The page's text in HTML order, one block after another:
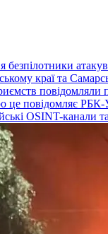
безпілотники
краї та
повідомляли
це повідомляє РБК-
OSINT-канали